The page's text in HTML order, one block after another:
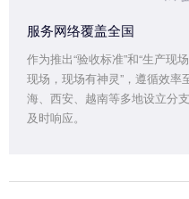
服务网络覆盖全国
作为推出“验收标准”和“生产现
现场，现场有神灵”，遵循效
海、西安、越南等多地设立分
及时响应。